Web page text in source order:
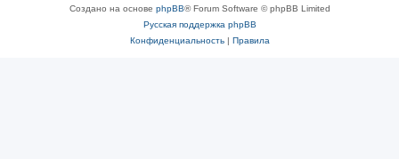
Создано на основе phpBB® Forum Software © phpBB Limited
Русская поддержка phpBB
Конфиденциальность| Правила